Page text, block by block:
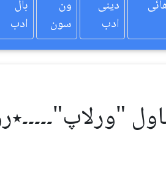
بال
ادب
ون
سون
دینی
ادب